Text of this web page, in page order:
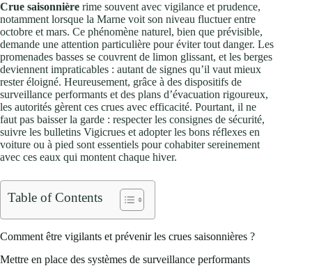
Crue saisonnière rime souvent avec vigilance et prudence,
notamment lorsque la Marne voit son niveau fluctuer entre
octobre et mars. Ce phénomène naturel, bien que prévisible,
demande une attention particulière pour éviter tout danger. Les
promenades basses se couvrent de limon glissant, et les berges
deviennent impraticables : autant de signes qu’il vaut mieux
rester éloigné. Heureusement, grâce à des dispositifs de
surveillance performants et des plans d’évacuation rigoureux,
les autorités gèrent ces crues avec efficacité. Pourtant, il ne
faut pas baisser la garde : respecter les consignes de sécurité,
suivre les bulletins Vigicrues et adopter les bons réflexes en
voiture ou à pied sont essentiels pour cohabiter sereinement
avec ces eaux qui montent chaque hiver.
Table of Contents
Comment être vigilants et prévenir les crues saisonnières ?
Mettre en place des systèmes de surveillance performants